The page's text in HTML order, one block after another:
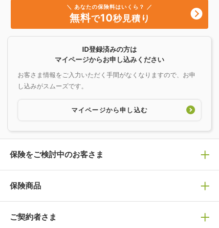
＼ あなたの保険料はいくら？ ／
無料で10秒見積り
ID登録済みの方は
マイページからお申し込みください
お客さま情報をご入力いただく手間がなくなりますので、お申
し込みがスムーズです。
マイページから申し込む
保険をご検討中のお客さま
保険の選び方
保険選びで迷っている方はチェック！
保険商品
保険商品一覧
ご契約者さま